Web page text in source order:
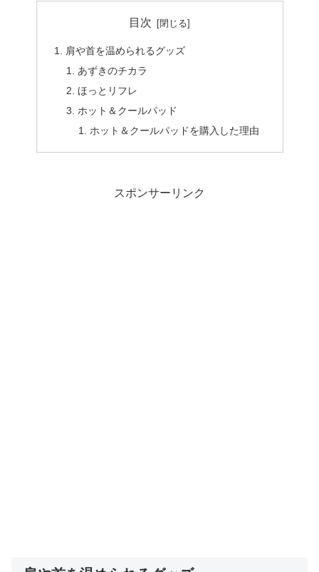
目次
肩や首を温められるグッズ
あずきのチカラ
ほっとリフレ
ホット＆クールパッド
ホット＆クールパッドを購入した理由
スポンサーリンク